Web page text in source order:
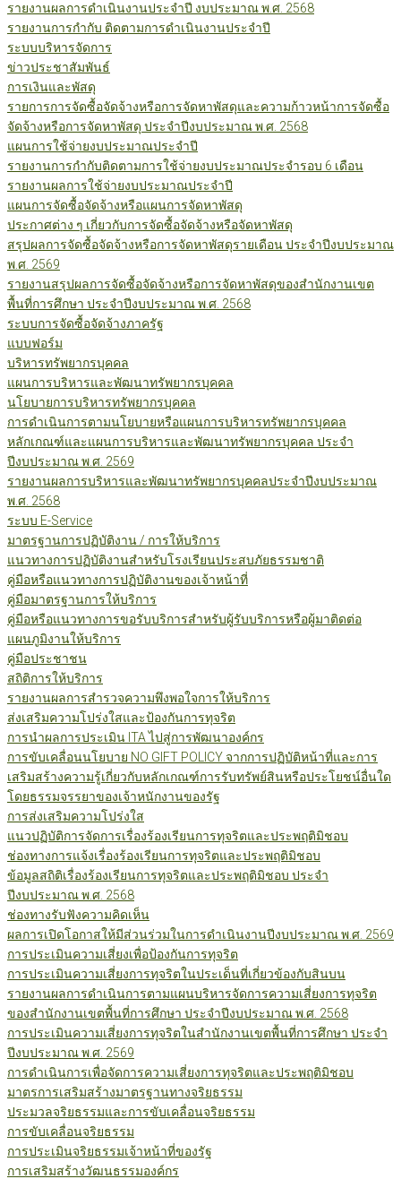
รายงานผลการดำเนินงานประจำปี งบประมาณ พ.ศ. 2568
รายงานการกำกับ ติดตามการดำเนินงานประจำปี
ระบบบริหารจัดการ
ข่าวประชาสัมพันธ์
การเงินและพัสดุ
รายการการจัดซื้อจัดจ้างหรือการจัดหาพัสดุและความก้าวหน้าการจัดซื้อ
จัดจ้างหรือการจัดหาพัสดุ ประจำปีงบประมาณ พ.ศ. 2568
แผนการใช้จ่ายงบประมาณประจำปี
รายงานการกำกับติดตามการใช้จ่ายงบประมาณประจำรอบ 6 เดือน
รายงานผลการใช้จ่ายงบประมาณประจำปี
แผนการจัดซื้อจัดจ้างหรือแผนการจัดหาพัสดุ
ประกาศต่าง ๆ เกี่ยวกับการจัดซื้อจัดจ้างหรือจัดหาพัสดุ
สรุปผลการจัดซื้อจัดจ้างหรือการจัดหาพัสดุรายเดือน ประจำปีงบประมาณ
พ.ศ. 2569
รายงานสรุปผลการจัดซื้อจัดจ้างหรือการจัดหาพัสดุของสำนักงานเขต
พื้นที่การศึกษา ประจำปีงบประมาณ พ.ศ. 2568
ระบบการจัดซื้อจัดจ้างภาครัฐ
แบบฟอร์ม
บริหารทรัพยากรบุคคล
แผนการบริหารและพัฒนาทรัพยากรบุคคล
นโยบายการบริหารทรัพยากรบุคคล
การดำเนินการตามนโยบายหรือแผนการบริหารทรัพยากรบุคคล
หลักเกณฑ์และแผนการบริหารและพัฒนาทรัพยากรบุคคล ประจำ
ปีงบประมาณ พ.ศ. 2569
รายงานผลการบริหารและพัฒนาทรัพยากรบุคคลประจำปีงบประมาณ
พ.ศ. 2568
ระบบ E-Service
มาตรฐานการปฏิบัติงาน / การให้บริการ
แนวทางการปฏิบัติงานสำหรับโรงเรียนประสบภัยธรรมชาติ
คู่มือหรือแนวทางการปฏิบัติงานของเจ้าหน้าที่
คู่มือมาตรฐานการให้บริการ
คู่มือหรือแนวทางการขอรับบริการสำหรับผู้รับบริการหรือผู้มาติดต่อ
แผนภูมิงานให้บริการ
คู่มือประชาชน
สถิติการให้บริการ
รายงานผลการสำรวจความพึงพอใจการให้บริการ
ส่งเสริมความโปร่งใสและป้องกันการทุจริต
การนำผลการประเมิน ITA ไปสู่การพัฒนาองค์กร
การขับเคลื่อนนโยบาย NO GIFT POLICY จากการปฏิบัติหน้าที่และการ
เสริมสร้างความรู้เกี่ยวกับหลักเกณฑ์การรับทรัพย์สินหรือประโยชน์อื่นใด
โดยธรรมจรรยาของเจ้าหนักงานของรัฐ
การส่งเสริมความโปร่งใส
แนวปฏิบัติการจัดการเรื่องร้องเรียนการทุจริตและประพฤติมิชอบ
ช่องทางการแจ้งเรื่องร้องเรียนการทุจริตและประพฤติมิชอบ
ข้อมูลสถิติเรื่องร้องเรียนการทุจริตและประพฤติมิชอบ ประจำ
ปีงบประมาณ พ.ศ. 2568
ช่องทางรับฟังความคิดเห็น
ผลการเปิดโอกาสให้มีส่วนร่วมในการดำเนินงานปีงบประมาณ พ.ศ. 2569
การประเมินความเสี่ยงเพื่อป้องกันการทุจริต
การประเมินความเสี่ยงการทุจริตในประเด็นที่เกี่ยวข้องกับสินบน
รายงานผลการดำเนินการตามแผนบริหารจัดการความเสี่ยงการทุจริต
ของสำนักงานเขตพื้นที่การศึกษา ประจำปีงบประมาณ พ.ศ. 2568
การประเมินความเสี่ยงการทุจริตในสำนักงานเขตพื้นที่การศึกษา ประจำ
ปีงบประมาณ พ.ศ. 2569
การดำเนินการเพื่อจัดการความเสี่ยงการทุจริตและประพฤติมิชอบ
มาตรการเสริมสร้างมาตรฐานทางจริยธรรม
ประมวลจริยธรรมและการขับเคลื่อนจริยธรรม
การขับเคลื่อนจริยธรรม
การประเมินจริยธรรมเจ้าหน้าที่ของรัฐ
การเสริมสร้างวัฒนธรรมองค์กร